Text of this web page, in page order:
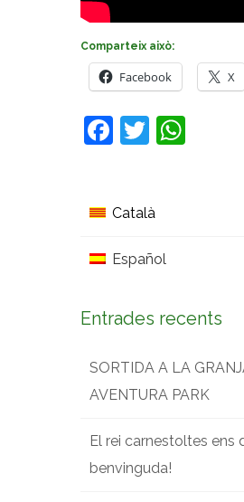
Comparteix això:
Facebook X
Facebook
Twitter
Català
Español
Entrades recents
SORTIDA A LA
AVENTURA PARK
El rei carnestoltes ens
benvinguda!